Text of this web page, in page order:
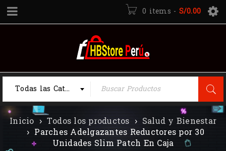
0 items - S/0.00
Todas las Categorias
Inicio › Todos los productos › Salud y Bienestar
› Parches Adelgazantes Reductores por 30
Unidades Slim Patch En Caja